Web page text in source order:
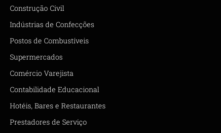
Construção Civil
Indústrias de Confecções
Postos de Combustíveis
Supermercados
Comércio Varejista
Contabilidade Educacional
Hotéis, Bares e Restaurantes
Prestadores de Serviço